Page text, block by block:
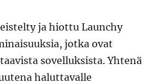
ja hiottu Launchy
jotka ovat
sovelluksista. Yhtenä
haluttavalle